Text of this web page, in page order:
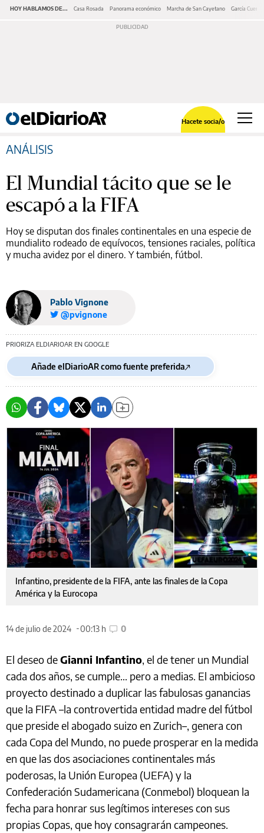
HOY HABLAMOS DE... Casa Rosada Panorama económico Marcha de San Cayetano García Cuerva
Hacete socia/o
ANÁLISIS
El Mundial tácito que se le
escapó a la FIFA
Hoy se disputan dos finales continentales en una especie de
mundialito rodeado de equívocos, tensiones raciales, política
y mucha avidez por el dinero. Y también, fútbol.
Pablo Vignone
@pvignone
PRIORIZA ELDIARIOAR EN GOOGLE
Añade elDiarioAR como fuente preferida
Infantino, presidente de la FIFA, ante las finales de la Copa
América y la Eurocopa
14 de julio de 2024 00:13 h 0
El deseo deGianni Infantino, el de tener un Mundial
cada dos años, se cumple… pero a medias. El ambicioso
proyecto destinado a duplicar las fabulosas ganancias
que la FIFA –la controvertida entidad madre del fútbol
que preside el abogado suizo en Zurich–, genera con
cada Copa del Mundo, no puede prosperar en la medida
en que las dos asociaciones continentales más
poderosas, la Unión Europea (UEFA) y la
Confederación Sudamericana (Conmebol) bloquean la
fecha para honrar sus legítimos intereses con sus
propias Copas, que hoy consagrarán campeones.